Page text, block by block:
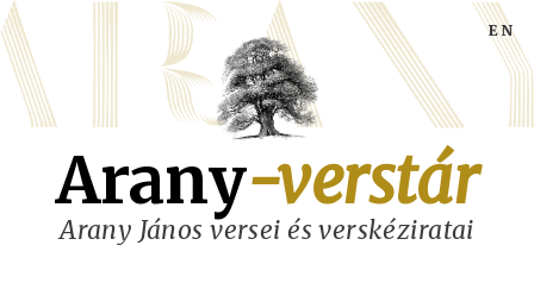
Ugrás
a
tartalomra
Arany-verstár
Arany János versei és verskéziratai